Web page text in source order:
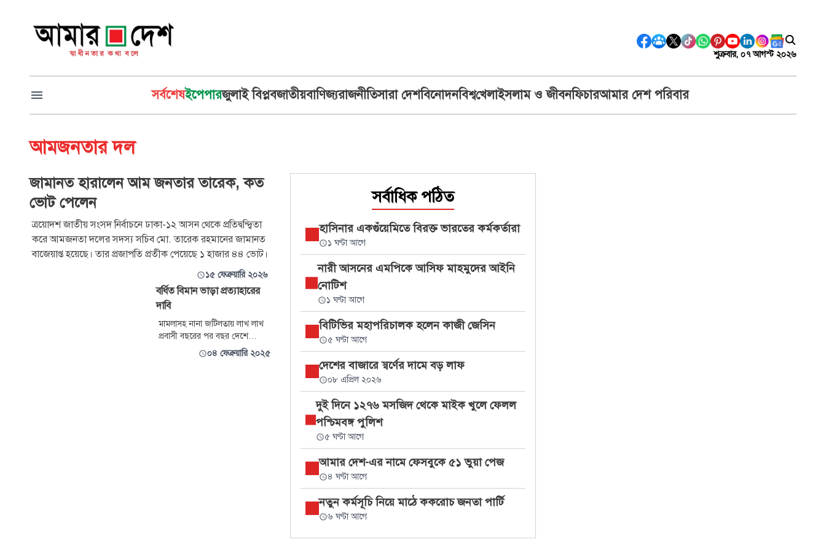
শুক্রবার, ০৭ আগস্ট ২০২৬
সর্বশেষইপেপারজুলাই বিপ্লবজাতীয়বাণিজ্যরাজনীতিসারা দেশবিনোদনবিশ্বখেলাইসলাম ও জীবনফিচারআমার দেশ পরিবার
আমজনতার দল
জামানত হারালেন আম জনতার তারেক, কত
ভোট পেলেন
ত্রয়োদশ জাতীয় সংসদ নির্বাচনে ঢাকা-১২ আসন থেকে প্রতিদ্বন্দ্বিতা
করে আমজনতা দলের সদস্য সচিব মো. তারেক রহমানের জামানত
বাজেয়াপ্ত হয়েছে। তার প্রজাপতি প্রতীক পেয়েছে ১ হাজার ৪৪ ভোট।
১৫ ফেব্রুয়ারি ২০২৬
বর্ধিত বিমান ভাড়া প্রত্যাহারের
দাবি
মামলাসহ নানা জটিলতায় লাখ লাখ
প্রবাসী বছরের পর বছর দেশে
আসতে পারে নাই। গণঅভ্যুত্থান এর
পর সেই সুযোগ তৈরি হলেও বিমান
০৪ ফেব্রুয়ারি ২০২৫
সর্বাধিক পঠিত
হাসিনার একগুঁয়েমিতে বিরক্ত ভারতের কর্মকর্তারা
১ ঘণ্টা আগে
নারী আসনের এমপিকে আসিফ মাহমুদের আইনি
নোটিশ
১ ঘণ্টা আগে
বিটিভির মহাপরিচালক হলেন কাজী জেসিন
৫ ঘণ্টা আগে
দেশের বাজারে স্বর্ণের দামে বড় লাফ
০৮ এপ্রিল ২০২৬
দুই দিনে ১২৭৬ মসজিদ থেকে মাইক খুলে ফেলল
পশ্চিমবঙ্গ পুলিশ
৫ ঘণ্টা আগে
আমার দেশ-এর নামে ফেসবুকে ৫১ ভুয়া পেজ
৪ ঘণ্টা আগে
নতুন কর্মসূচি নিয়ে মাঠে ককরোচ জনতা পার্টি
৬ ঘণ্টা আগে